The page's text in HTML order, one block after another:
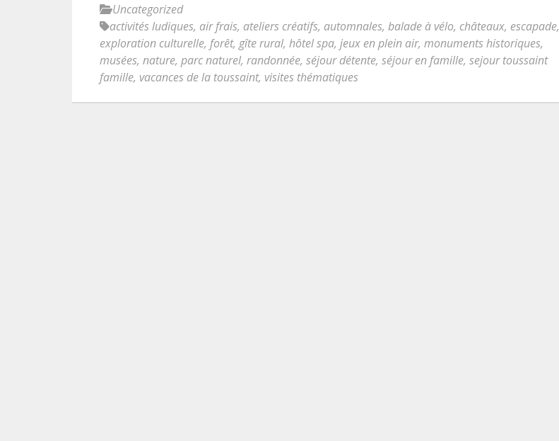
Uncategorized
activités ludiques, air frais, ateliers créatifs, automnales, balade à vélo, châteaux, escapade,
exploration culturelle, forêt, gîte rural, hôtel spa, jeux en plein air, monuments historiques,
musées, nature, parc naturel, randonnée, séjour détente, séjour en famille, sejour toussaint
famille, vacances de la toussaint, visites thématiques